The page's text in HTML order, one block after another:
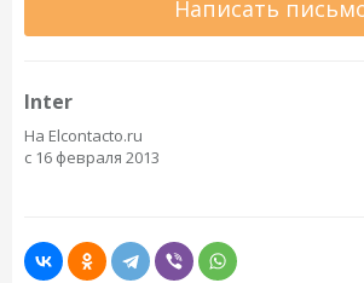
Написать
Inter
На Elcontacto.ru
с 16 февраля 2013